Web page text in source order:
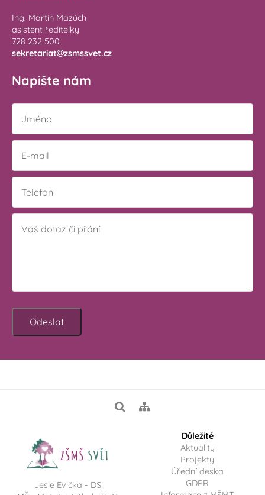
Ing. Martin Mazúch
asistent ředitelky
728 232 500
sekretariat
zsmssvet.cz
Napište nám
Odeslat
Jesle Evička - DS
Důležité
Aktuality
Projekty
Úřední deska
GDPR